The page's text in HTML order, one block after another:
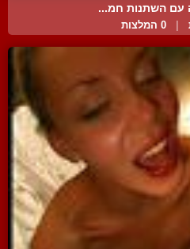
עם השתנות חמ...
0 המלצות